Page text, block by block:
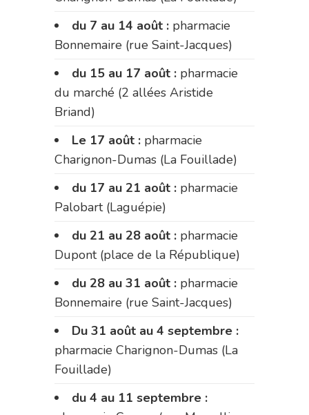
du 7 au 14 août : pharmacie
Bonnemaire (rue Saint-Jacques)
du 15 au 17 août : pharmacie
du marché (2 allées Aristide
Briand)
Le 17 août : pharmacie
Charignon-Dumas (La Fouillade)
du 17 au 21 août : pharmacie
Palobart (Laguépie)
du 21 au 28 août : pharmacie
Dupont (place de la République)
du 28 au 31 août : pharmacie
Bonnemaire (rue Saint-Jacques)
Du 31 août au 4 septembre :
pharmacie Charignon-Dumas (La
Fouillade)
du 4 au 11 septembre :